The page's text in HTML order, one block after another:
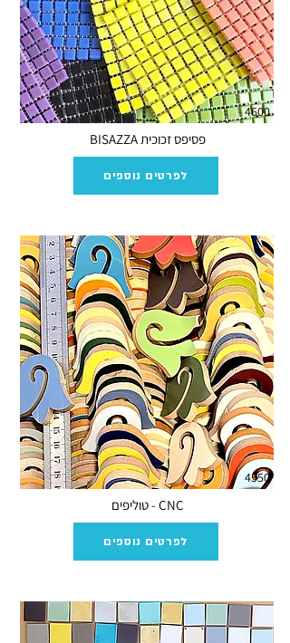
4600
פסיפס זכוכית BISAZZA
לפרטים נוספים
4550
CNC - טוליפים
לפרטים נוספים